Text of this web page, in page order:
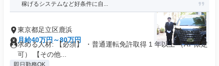
稼げるシステムなど好条件に自...
東京都足立区鹿浜
月給40万円～80万円
求める人材: 【必須】 ・普通運転免許取得 1 年以上 （AT 限定
可） 【その他...
即日勤務OK